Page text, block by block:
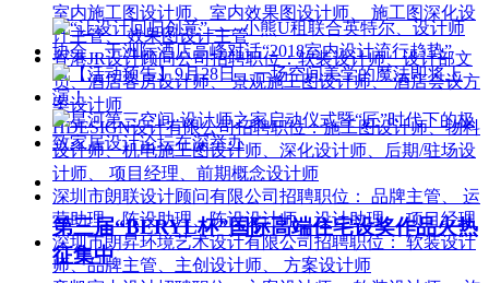
室内施工图设计师、室内效果图设计师、 施工图深化设
计主管、 效果图设计主管
香港JR设计顾问公司招聘职位：软装设计师、设计部文
员、酒店客房设计师、 景观施工图设计师、 酒店会议方
案设计师
HDESIGN设计有限公司招聘职位：施工图设计师、物料
设计师、机电施工图设计师、深化设计师、后期/驻场设
计师、 项目经理、前期概念设计师
深圳市朗联设计顾问有限公司 招聘职位：
品牌主管、 运
营助理、陈设助理、陈设设计师、设计助理、 项目经理
深圳市朗昇环境艺术设计有限公司招聘职位：软装设计
师、品牌主管、主创设计师、 方案设计师
第三届“BERYL杯”国际高端住宅设奖作品火热
征集中